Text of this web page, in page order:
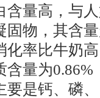
含量高，与
固物，其含
化率比牛奶
量为0.86%
要是钙、磷